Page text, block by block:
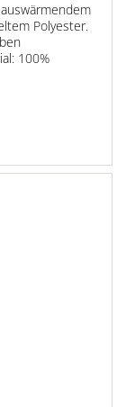
Polyester.
100%